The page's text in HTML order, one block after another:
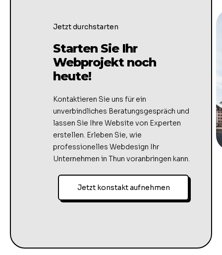
Jetzt durchstarten
Starten Sie Ihr
Webprojekt noch
heute!
Kontaktieren Sie uns für ein
unverbindliches Beratungsgespräch und
lassen Sie Ihre Website von Experten
erstellen. Erleben Sie, wie
professionelles Webdesign Ihr
Unternehmen in Thun voranbringen kann.
Jetzt konstakt aufnehmen